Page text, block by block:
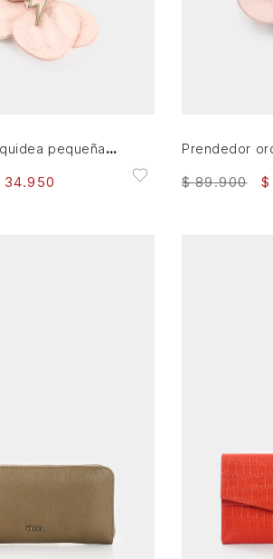
Prendedor orquidea pequeña en cuero para mujer
34.950 $ 89.900 $